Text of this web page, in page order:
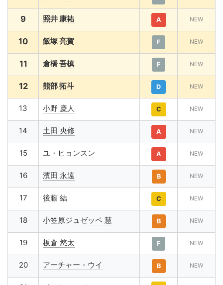
9 照井 康祐 A NEW
10 飯塚 亮賀 F NEW
11 倉橋 吾槙 F NEW
12 熊部 拓斗 D NEW
13 小野 慶人 C NEW
14 土田 央修 A NEW
15 ユ・ヒョンスン A NEW
16 濱田 永遠 B NEW
17 後藤 結 C NEW
18 小笠原ジュゼッペ 慧 B NEW
19 板倉 悠太 F NEW
20 アーチャー・ウイ B NEW